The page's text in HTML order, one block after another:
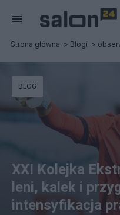
Strona główna Blogi
BLOG
XXI Kolejka
leni, kalek i
intensyfikacja